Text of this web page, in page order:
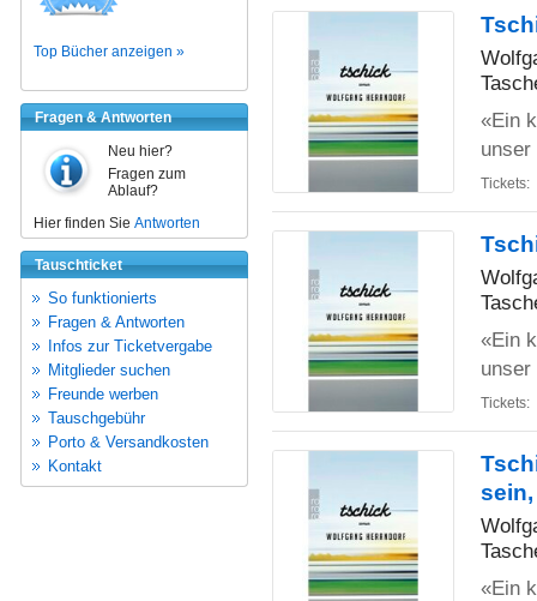
Top Bücher anzeigen »
Fragen & Antworten
Neu hier?
Fragen zum
Ablauf?
Hier finden Sie Antworten
Tauschticket
So funktionierts
Fragen & Antworten
Infos zur Ticketvergabe
Mitglieder suchen
Freunde werben
Tauschgebühr
Porto & Versandkosten
Kontakt
«Ein
Tickets:
«Ein
Tickets:
«Ein